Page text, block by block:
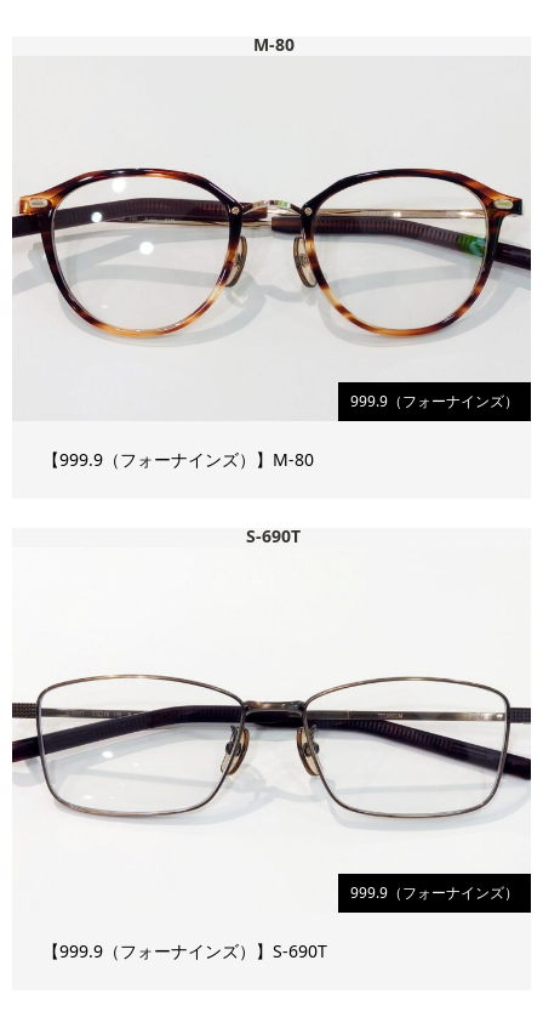
M-80
999.9（フォーナインズ）
【999.9（フォーナインズ）】M-80
S-690T
999.9（フォーナインズ）
【999.9（フォーナインズ）】S-690T